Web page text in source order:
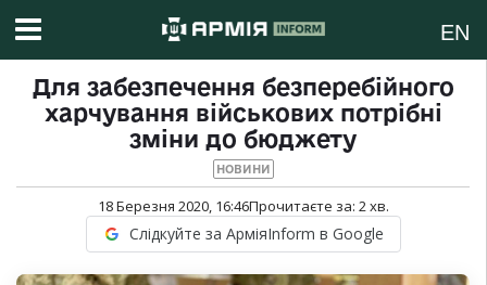
EN
Для забезпечення безперебійного
харчування військових потрібні
зміни до бюджету
НОВИНИ
18 Березня 2020, 16:46Прочитаєте за: 2хв.
Слідкуйте за АрміяInform в Google